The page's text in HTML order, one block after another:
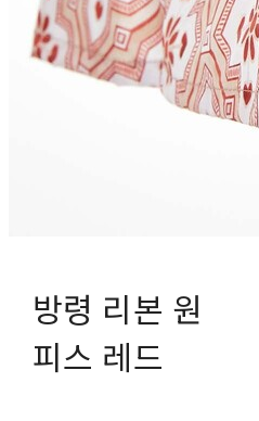
방령 리본 원
피스 레드